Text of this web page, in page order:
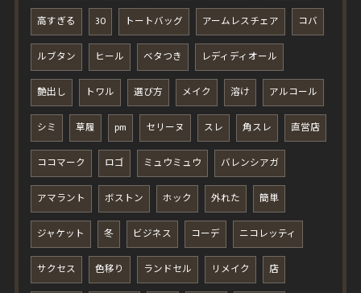
高すぎる 30 トートバッグ アームレスチェア コバ
ルブタン ヒール ベタつき レディディオール
艶出し トワル 選び方 メイク 溶け アルコール
シミ 草履 pm セリーヌ スレ 角スレ 直営店
ココマーク ロゴ ミュウミュウ バレンシアガ
アマラント ボストン ホック 外れた 簡単
ジャケット 冬 ビジネス コーデ ニコレッティ
サクセス 色移り ランドセル リメイク 店